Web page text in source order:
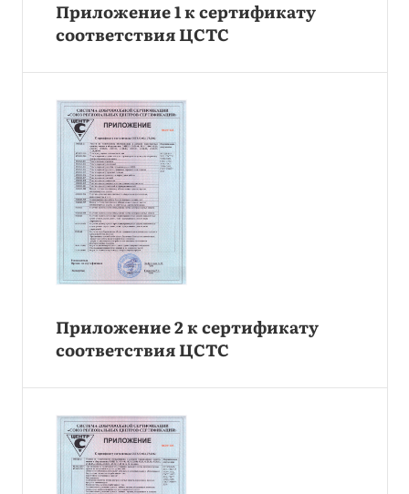
Приложение 1 к сертификату
соответствия ЦСТС
Приложение 2 к сертификату
соответствия ЦСТС